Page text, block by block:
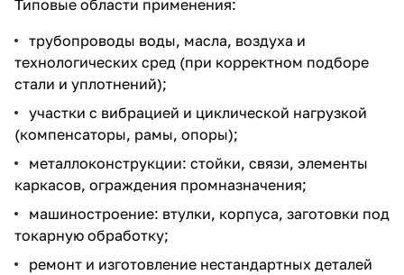
Типовые области применения:
трубопроводы воды, масла, воздуха и
технологических сред (при корректном подборе
стали и уплотнений);
участки с вибрацией и циклической нагрузкой
(компенсаторы, рамы, опоры);
металлоконструкции: стойки, связи, элементы
каркасов, ограждения промназначения;
машиностроение: втулки, корпуса, заготовки под
токарную обработку;
ремонт и изготовление нестандартных деталей